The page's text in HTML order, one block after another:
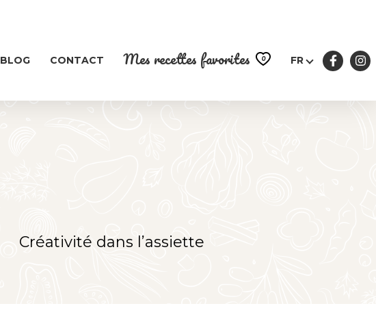
BLOG CONTACT Mes recettes favorites 0 FR
Créativité dans l’assiette